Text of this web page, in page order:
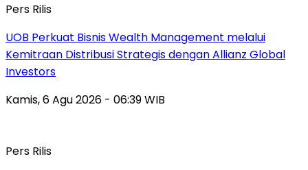
Pers Rilis
UOB Perkuat Bisnis Wealth Management melalui
Kemitraan Distribusi Strategis dengan Allianz Global
Investors
Kamis, 6 Agu 2026 - 06:39 WIB
Pers Rilis